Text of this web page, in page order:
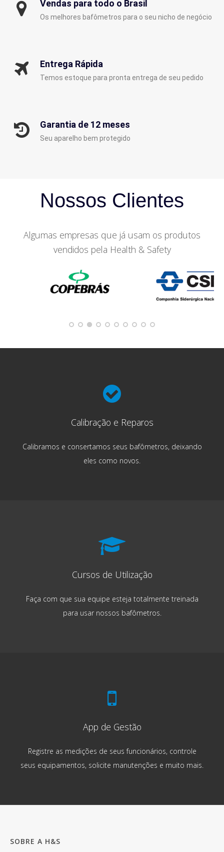
Vendas para todo o Brasil
Os melhores bafômetros para o seu nicho de negócio
Entrega Rápida
Temos estoque para pronta entrega de seu pedido
Garantia de 12 meses
Seu aparelho bem protegido
Nossos Clientes
Algumas empresas que já usam os produtos
vendidos pela Health & Safety
Calibração e Reparos
Calibramos e consertamos seus bafômetros, deixando
eles como novos.
Cursos de Utilização
Faça com que sua equipe esteja totalmente treinada
para usar nossos bafômetros.
App de Gestão
Registre as medições de seus funcionários, controle
seus equipamentos, solicite manutenções e muito mais.
SOBRE A H&S